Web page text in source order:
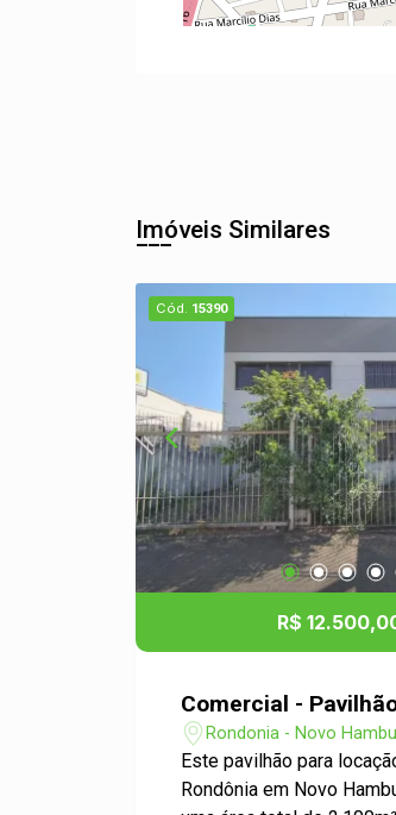
Imóveis Similares
Cód. 15390
R$
Comercial -
Rondonia - Novo
Este pavilhão para
Rondônia em Novo